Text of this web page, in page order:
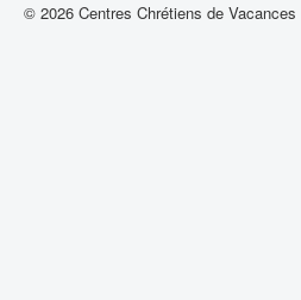
© 2026 Centres Chrétiens de Vacances